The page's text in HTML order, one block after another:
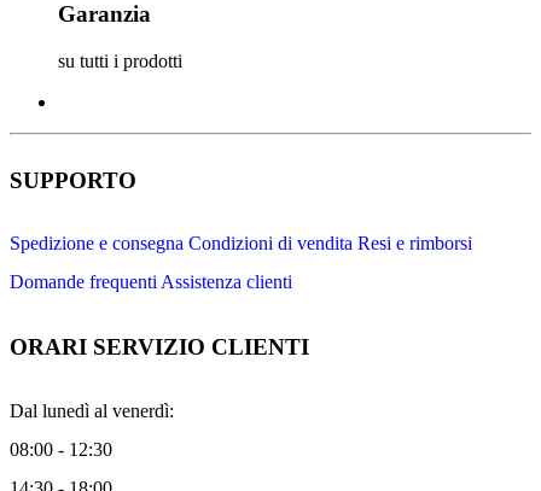
Garanzia
su tutti i prodotti
SUPPORTO
Spedizione e consegna Condizioni di vendita Resi e rimborsi
Domande frequenti Assistenza clienti
ORARI SERVIZIO CLIENTI
Dal lunedì al venerdì:
08:00 - 12:30